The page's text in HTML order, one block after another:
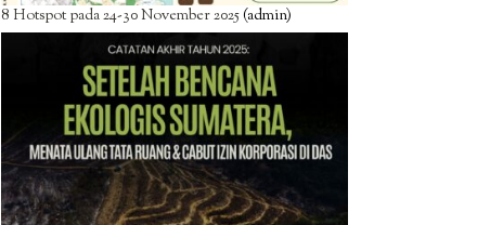
8 Hotspot pada 24-30 November 2025(admin)